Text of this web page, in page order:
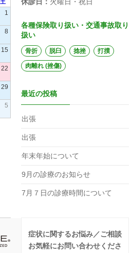
土
1
8
15
22
29
5
各種保険取り扱い・交通事故取り
扱い
骨折 脱臼 捻挫 打撲
肉離れ (挫傷)
最近の投稿
出張
出張
年末年始について
9月の診療のお知らせ
7月７日の診療時間について
症状に関するお悩み／ご相談
お気軽にお問い合わせくださ